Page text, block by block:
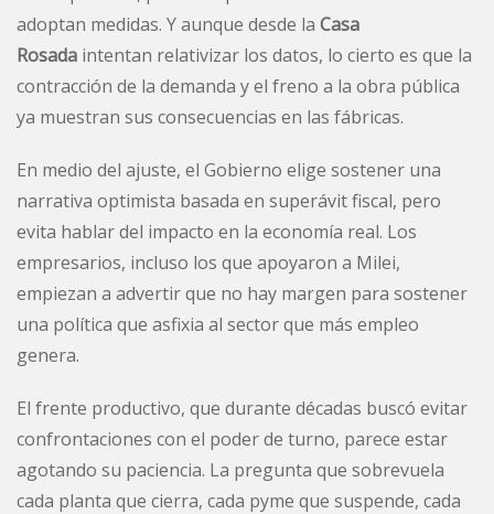
adoptan medidas. Y aunque desde la Casa
Rosada intentan relativizar los datos, lo cierto es que la
contracción de la demanda y el freno a la obra pública
ya muestran sus consecuencias en las fábricas.
En medio del ajuste, el Gobierno elige sostener una
narrativa optimista basada en superávit fiscal, pero
evita hablar del impacto en la economía real. Los
empresarios, incluso los que apoyaron a Milei,
empiezan a advertir que no hay margen para sostener
una política que asfixia al sector que más empleo
genera.
El frente productivo, que durante décadas buscó evitar
confrontaciones con el poder de turno, parece estar
agotando su paciencia. La pregunta que sobrevuela
cada planta que cierra, cada pyme que suspende, cada